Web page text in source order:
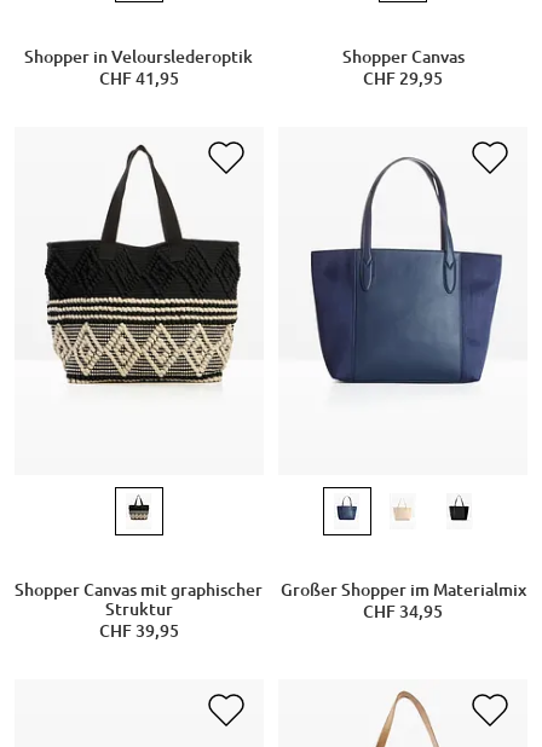
Shopper in Velourslederoptik
CHF 41,95
Shopper Canvas
CHF 29,95
Shopper Canvas mit graphischer
Struktur
CHF 39,95
Großer Shopper im Materialmix
CHF 34,95